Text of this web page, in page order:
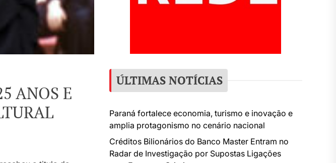
ANOS E
ÚLTIMAS NOTÍCIAS
Paraná fortalece economia, turismo e inovação e
amplia protagonismo no cenário nacional
Créditos Bilionários do Banco Master Entram no
Radar de Investigação por Supostas Ligações